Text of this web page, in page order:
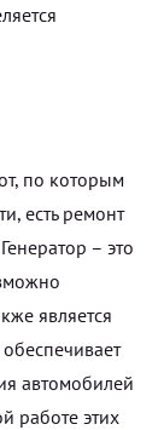
по которым
есть ремонт
– это
является
автомобилей
работе этих